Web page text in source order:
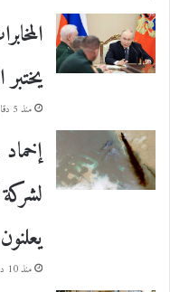
منذ 5 دقائق
منذ 10 دقائق